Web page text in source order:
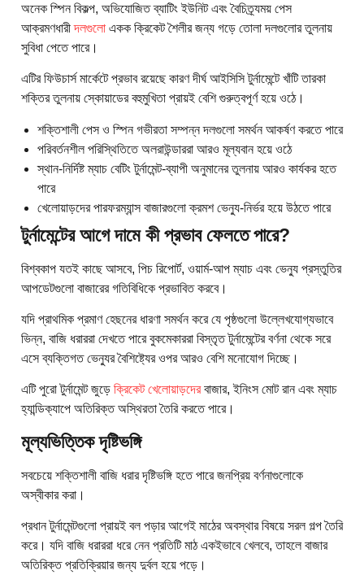
অনেক স্পিন বিকল্প, অভিযোজিত ব্যাটিং ইউনিট এবং বৈচিত্র্যময় পেস
আক্রমণধারীদলগুলো একক ক্রিকেট শৈলীর জন্য গড়ে তোলা দলগুলোর তুলনায়
সুবিধা পেতে পারে।
এটির ফিউচার্স মার্কেটে প্রভাব রয়েছে কারণ দীর্ঘ আইসিসি টুর্নামেন্টে খাঁটি তারকা
শক্তির তুলনায় স্কোয়াডের বহুমুখিতা প্রায়ই বেশি গুরুত্বপূর্ণ হয়ে ওঠে।
শক্তিশালী পেস ও স্পিন গভীরতা সম্পন্ন দলগুলো সমর্থন আকর্ষণ করতে পারে
পরিবর্তনশীল পরিস্থিতিতে অলরাউন্ডাররা আরও মূল্যবান হয়ে ওঠে
স্থান-নির্দিষ্ট ম্যাচ বেটিং টুর্নামেন্ট-ব্যাপী অনুমানের তুলনায় আরও কার্যকর হতে
পারে
খেলোয়াড়দের পারফরম্যান্স বাজারগুলো ক্রমশ ভেন্যু-নির্ভর হয়ে উঠতে পারে
টুর্নামেন্টের আগে দামে কী প্রভাব ফেলতে পারে?
বিশ্বকাপ যতই কাছে আসবে, পিচ রিপোর্ট, ওয়ার্ম-আপ ম্যাচ এবং ভেন্যু প্রস্তুতির
আপডেটগুলো বাজারের গতিবিধিকে প্রভাবিত করবে।
যদি প্রাথমিক প্রমাণ হেছনের ধারণা সমর্থন করে যে পৃষ্ঠগুলো উল্লেখযোগ্যভাবে
ভিন্ন, বাজি ধরাররা দেখতে পারে বুকমেকাররা বিস্তৃত টুর্নামেন্টের বর্ণনা থেকে সরে
এসে ব্যক্তিগত ভেন্যুর বৈশিষ্ট্যের ওপর আরও বেশি মনোযোগ দিচ্ছে।
এটি পুরো টুর্নামেন্ট জুড়ে ক্রিকেট খেলোয়াড়দেরবাজার, ইনিংস মোট রান এবং ম্যাচ
হ্যান্ডিক্যাপে অতিরিক্ত অস্থিরতা তৈরি করতে পারে।
মূল্যভিত্তিক দৃষ্টিভঙ্গি
সবচেয়ে শক্তিশালী বাজি ধরার দৃষ্টিভঙ্গি হতে পারে জনপ্রিয় বর্ণনাগুলোকে
অস্বীকার করা।
প্রধান টুর্নামেন্টগুলো প্রায়ই বল পড়ার আগেই মাঠের অবস্থার বিষয়ে সরল গল্প তৈরি
করে। যদি বাজি ধরাররা ধরে নেন প্রতিটি মাঠ একইভাবে খেলবে, তাহলে বাজার
অতিরিক্ত প্রতিক্রিয়ার জন্য দুর্বল হয়ে পড়ে।